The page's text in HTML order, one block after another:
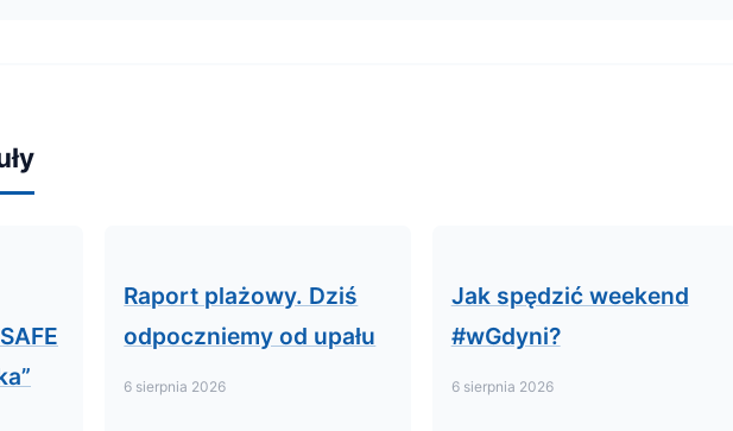
Raport plażowy. Dziś
odpoczniemy od upału
6 sierpnia 2026
Jak spędzić weekend
#wGdyni?
6 sierpnia 2026